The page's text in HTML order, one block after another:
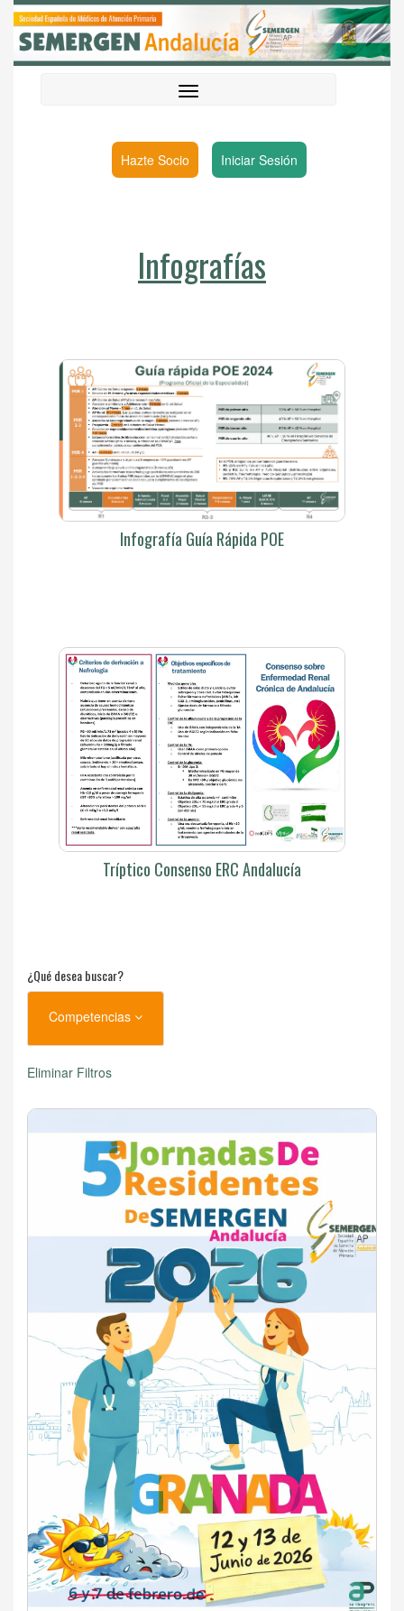
Hazte Socio Iniciar Sesión
Infografías
Infografía Guía Rápida POE
Tríptico Consenso ERC Andalucía
¿Qué desea buscar?
Competencias
Eliminar Filtros